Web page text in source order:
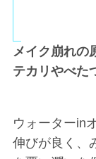
メイク崩れの
テカリやべた
ウォーターin
伸びが良く、